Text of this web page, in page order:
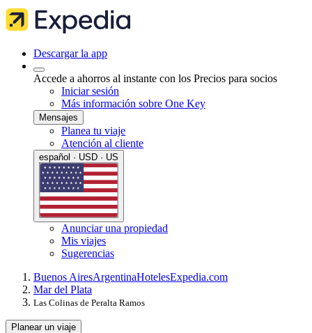
Descargar la app
Accede a ahorros al instante con los Precios para socios
Iniciar sesión
Más información sobre One Key
Mensajes
Planea tu viaje
Atención al cliente
español · USD · US
Anunciar una propiedad
Mis viajes
Sugerencias
Buenos AiresArgentinaHotelesExpedia.com
Mar del Plata
Las Colinas de Peralta Ramos
Planear un viaje